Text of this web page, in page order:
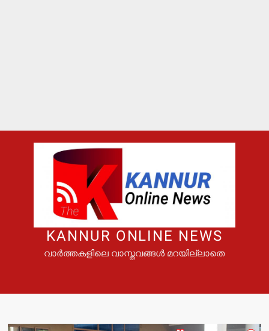
KANNUR ONLINE NEWS
വാർത്തകളിലെ വാസ്തവങ്ങൾ മറയില്ലാതെ